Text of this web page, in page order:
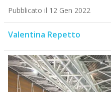
Pubblicato il 12 Gen 2022
Valentina Repetto